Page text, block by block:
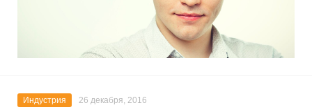
Индустрия 26 декабря, 2016